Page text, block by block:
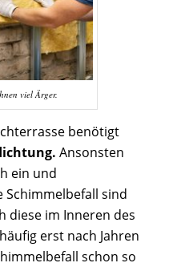
viel Ärger.
benötigt
Ansonsten
ein und
Schimmelbefall sind
diese im Inneren des
erst nach Jahren
schon so